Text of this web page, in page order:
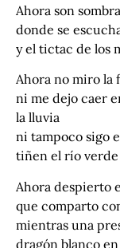
Ahora son
donde se
y el tictac de los
Ahora no miro la
ni me dejo caer
la lluvia
ni tampoco sigo
tiñen el río verde
Ahora despierto
que comparto
mientras una
dragón blanco